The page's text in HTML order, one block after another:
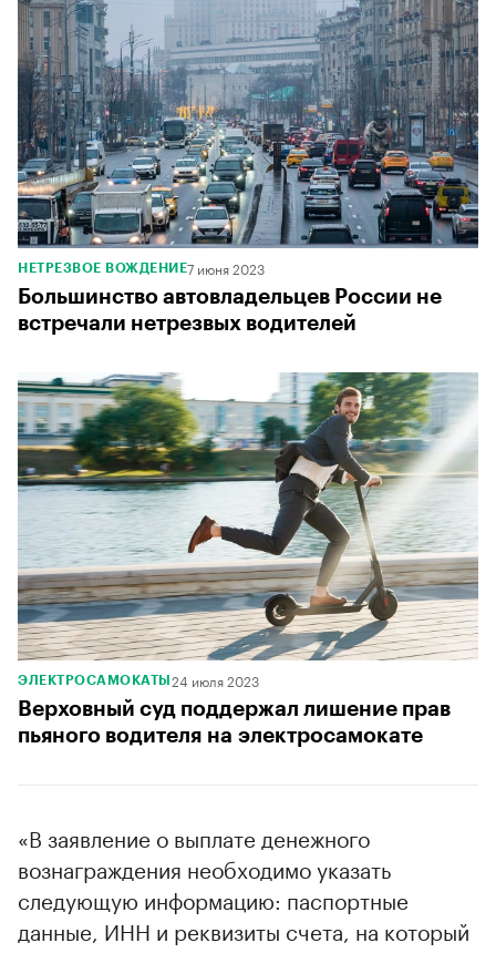
НЕТРЕЗВОЕ ВОЖДЕНИЕ7 июня 2023
Большинство автовладельцев России не
встречали нетрезвых водителей
ЭЛЕКТРОСАМОКАТЫ 24 июля 2023
Верховный суд поддержал лишение прав
пьяного водителя на электросамокате
«В заявление о выплате денежного
вознаграждения необходимо указать
следующую информацию: паспортные
данные, ИНН и реквизиты счета, на который